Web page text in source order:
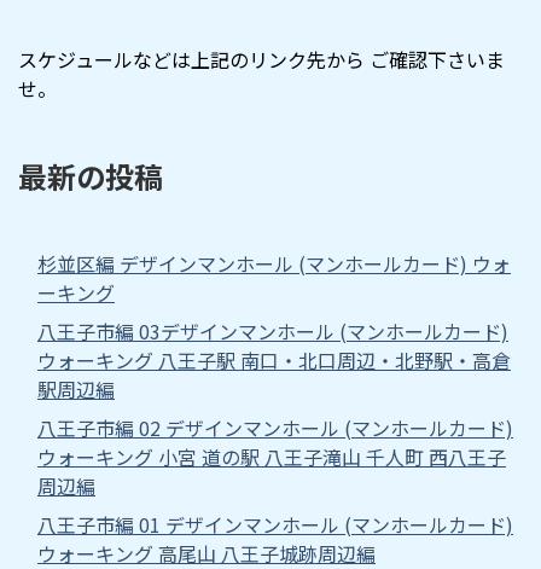
スケジュールなどは上記のリンク先から ご確認下さいま
せ。
最新の投稿
杉並区編 デザインマンホール (マンホールカード) ウォ
ーキング
八王子市編 03デザインマンホール (マンホールカード)
ウォーキング 八王子駅 南口・北口周辺・北野駅・高倉
駅周辺編
八王子市編 02 デザインマンホール (マンホールカード)
ウォーキング 小宮 道の駅 八王子滝山 千人町 西八王子
周辺編
八王子市編 01 デザインマンホール (マンホールカード)
ウォーキング 高尾山 八王子城跡周辺編